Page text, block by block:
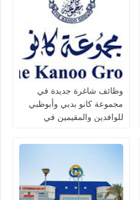
وظائف شاغرة جديدة في
مجموعة كانو بدبي وأبوظبي
للوافدين والمقيمين في